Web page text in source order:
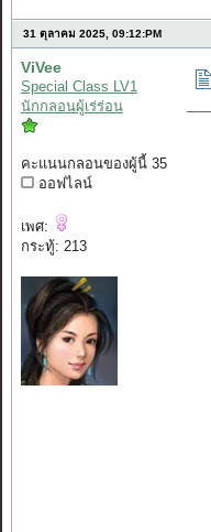
31 ตุลาคม 2025, 09:12:PM
ViVee
Special Class LV1
นักกลอนผู้เร่ร่อน
คะแนนกลอนของผู้นี้ 35
ออฟไลน์
เพศ:
กระทู้: 213